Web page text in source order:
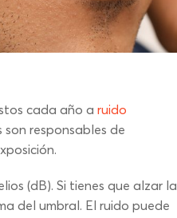
cada año a ruido
son responsables de
(dB). Si tienes que alzar la
del umbral. El ruido puede